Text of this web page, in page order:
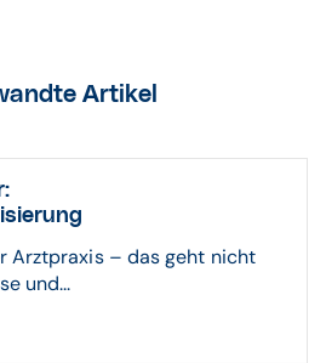
Artikel
Arztpraxis – das geht nicht
und...